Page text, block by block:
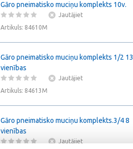
Gāro pneimatisko muciņu komplekts 10v.
Jautājiet
Artikuls: 84610M
Gāro pneimatisko muciņu komplekts 1/2 13
vienības
Jautājiet
Artikuls: 84613M
Gāro pneimatisko muciņu komplekts.3/4 8
vienības
Jautājiet